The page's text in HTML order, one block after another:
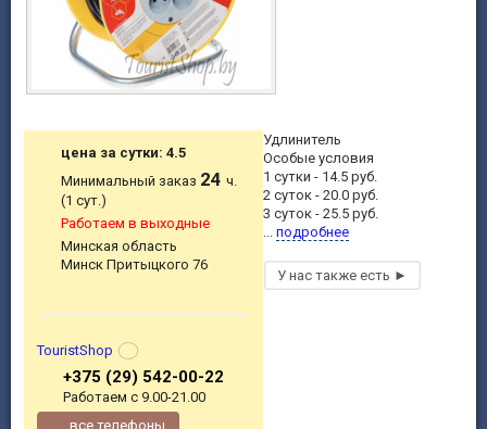
Удлинитель
Особые условия
1 сутки - 14.5 руб.
2 суток - 20.0 руб.
3 суток - 25.5 руб.
подробнее
цена за сутки: 4.5
Минимальный заказ 24ч.
(1 сут.)
Работаем в выходные
Минская область
Минск Притыцкого 76
TouristShop
+375 (29) 542-00-22
Работаем с 9.00-21.00
все телефоны